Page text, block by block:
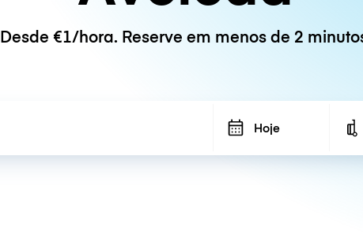
Desde €1/hora. Reserve em menos de 2
Hoje